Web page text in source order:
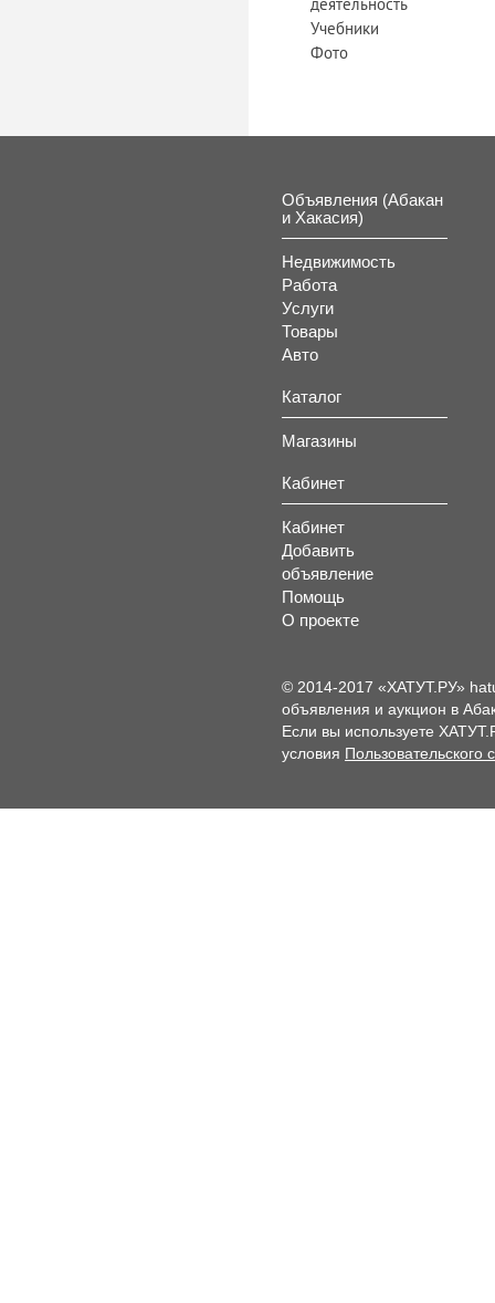
Учебники
Фото
Объявления (Абакан
и Хакасия)
Недвижимость
Работа
Услуги
Товары
Авто
Каталог
Магазины
Кабинет
Кабинет
Добавить
объявление
Помощь
О проекте
© 2014-2017 «ХАТУТ.РУ»
объявления и аукцион в
Если вы используете
условия Пользовательского